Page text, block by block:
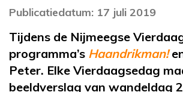
Publicatiedatum: 17 juli 2019
Tijdens de Nijmeegse
programma’s Haandrikman!
Peter. Elke Vierdaagsedag
beeldverslag van wandeldag